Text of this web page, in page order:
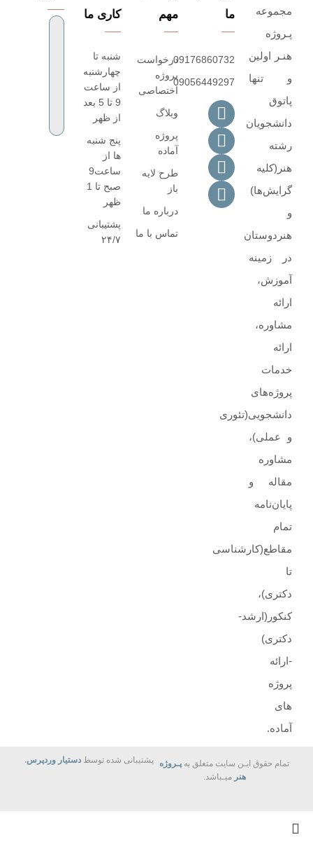
مجموعه
پـروژه‌
هنـر اولین
و تنها
پاتوق
دانشجویان
رشته
هنر(کلیه
گرایش‌ها)
و
هنردوستان
در زمینه
آموزش،
ارائه‌
مشاوره‌،
ارائه
خدمات
پروژه‌های‌
دانشجویی(تئوری
و عملی)،
مشاوره
مقاله و
پایان‌نامه
تمام
مقاطع(کارشناسی
تا
دکتری)،
کنکور(ارشد-
دکتری)
-ارائه
پروژه
های
آماده.
ما
09176860732
09056449297
مهم
درخواست
پروژه
اختصاصی
وبلاگ
پروژه
آماده
طرح لایه
باز
درباره ما
تماس با ما
کاری ما
شنبه تا
چهارشنبه
از ساعت
9 تا 5 بعد
از ظهر
پنج شنبه
ها از
ساعت9
صبح تا 1
ظهر
پشتیبانی
۲۴/۷
تمام حقوق ایـن سایت متعلق به پـروژه
هنر میـباشد.
پشتیبانی شده توسطدستیار وردپرس.